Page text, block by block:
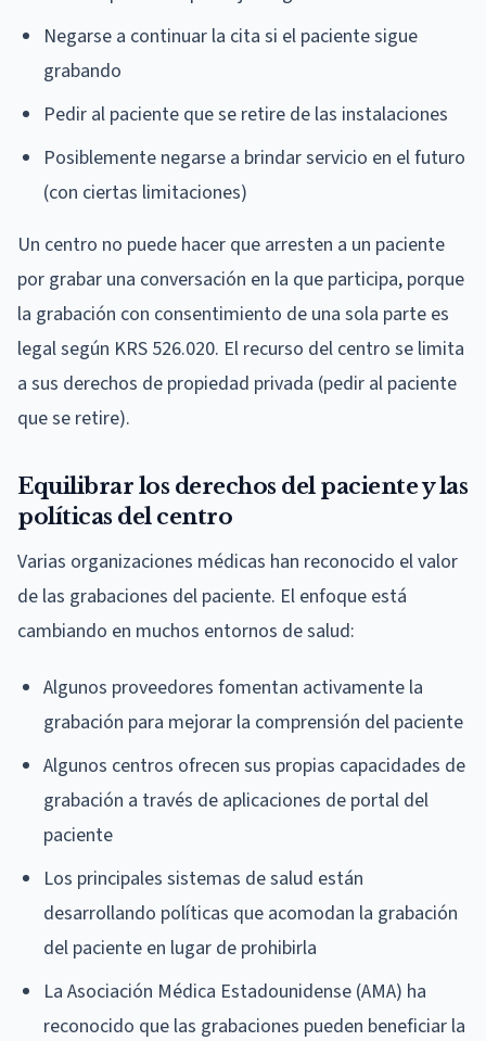
Negarse a continuar la cita si el paciente sigue
grabando
Pedir al paciente que se retire de las instalaciones
Posiblemente negarse a brindar servicio en el futuro
(con ciertas limitaciones)
Un centro no puede hacer que arresten a un paciente
por grabar una conversación en la que participa, porque
la grabación con consentimiento de una sola parte es
legal según KRS 526.020. El recurso del centro se limita
a sus derechos de propiedad privada (pedir al paciente
que se retire).
Equilibrar los derechos del paciente y las
políticas del centro
Varias organizaciones médicas han reconocido el valor
de las grabaciones del paciente. El enfoque está
cambiando en muchos entornos de salud:
Algunos proveedores fomentan activamente la
grabación para mejorar la comprensión del paciente
Algunos centros ofrecen sus propias capacidades de
grabación a través de aplicaciones de portal del
paciente
Los principales sistemas de salud están
desarrollando políticas que acomodan la grabación
del paciente en lugar de prohibirla
La Asociación Médica Estadounidense (AMA) ha
reconocido que las grabaciones pueden beneficiar la